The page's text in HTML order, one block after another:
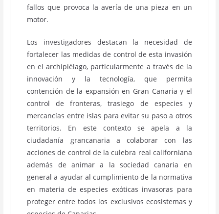
fallos que provoca la avería de una pieza en un
motor.
Los investigadores destacan la necesidad de
fortalecer las medidas de control de esta invasión
en el archipiélago, particularmente a través de la
innovación y la tecnología, que permita
contención de la expansión en Gran Canaria y el
control de fronteras, trasiego de especies y
mercancías entre islas para evitar su paso a otros
territorios. En este contexto se apela a la
ciudadanía grancanaria a colaborar con las
acciones de control de la culebra real californiana
además de animar a la sociedad canaria en
general a ayudar al cumplimiento de la normativa
en materia de especies exóticas invasoras para
proteger entre todos los exclusivos ecosistemas y